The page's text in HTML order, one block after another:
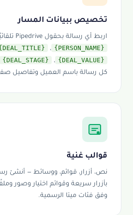
تخصيص ببيانات المسار
اربط أي رسالة بحقول Pipedrive تلقائيًا —
{PERSON_NAME} ، {DEAL_TITLE}
{DEAL_VALUE} ، {DEAL_STAGE}
كل رسالة باسم العميل وتفاصيل
قوالب غنية
نص، أزرار، قوائم، ووسائط — أنشئ
بأزرار سريعة وقوائم اختيار وصور
وفق فئات ميتا الرسمية.